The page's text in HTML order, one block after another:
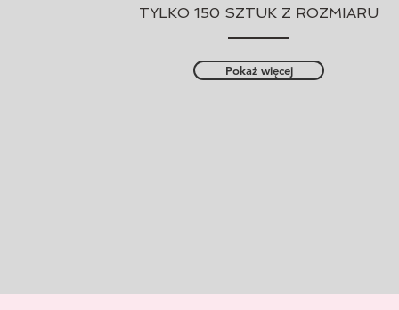
TYLKO 150 SZTUK Z ROZMIARU
Pokaż więcej